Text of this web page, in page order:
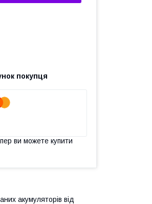
покупця
ви можете купити
акумуляторів від